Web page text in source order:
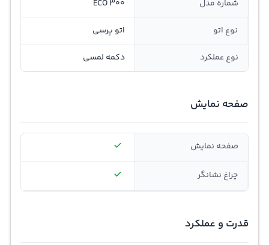
شماره مدل ECO 300
نوع اتو اتو پرسی
نوع عملکرد دکمه لمسی
صفحه نمایش
صفحه نمایش
چراغ نشانگر
قدرت و عملکرد